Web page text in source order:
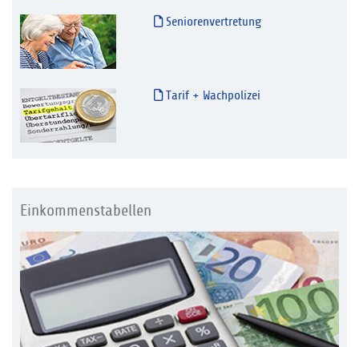
Seniorenvertretung
Tarif + Wachpolizei
Einkommenstabellen